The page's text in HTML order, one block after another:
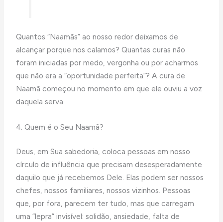
Quantos “Naamãs” ao nosso redor deixamos de
alcançar porque nos calamos? Quantas curas não
foram iniciadas por medo, vergonha ou por acharmos
que não era a “oportunidade perfeita”? A cura de
Naamã começou no momento em que ele ouviu a voz
daquela serva.
4. Quem é o Seu Naamã?
Deus, em Sua sabedoria, coloca pessoas em nosso
círculo de influência que precisam desesperadamente
daquilo que já recebemos Dele. Elas podem ser nossos
chefes, nossos familiares, nossos vizinhos. Pessoas
que, por fora, parecem ter tudo, mas que carregam
uma “lepra” invisível: solidão, ansiedade, falta de